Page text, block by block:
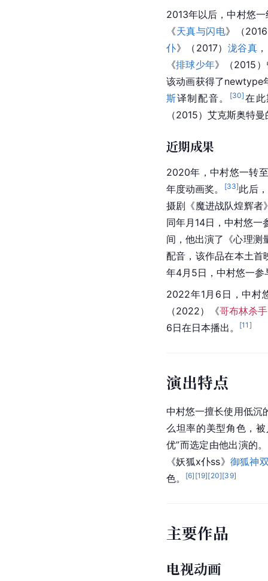
2013年以后，中村悠
《天真与闪电》（
仆》（2017） 泷谷真
《排球少年》（2015
该动画获得了newtype
斯译制配音。 [30] 在
（2015）艾克斯奥特
近期成果
2020年，中村悠一转
年度动画奖。
[33]此后
摄剧《魔进战队煌辉者
同年月14日，中村悠一
间，他出演了《心理测
配音，该作品在本土首
年4月5日，中村悠一
2022年1月6日，中村
（2022）《哥布林杀
6日在日本播出。 [11 ]
演出特点
中村悠一擅长使用低沉
么坦率的美型角色，
优”而选定由他出演的。
《妖狐x仆ss》 御狐神
色。
[6] [19][20][39]
主要作品
电视动画